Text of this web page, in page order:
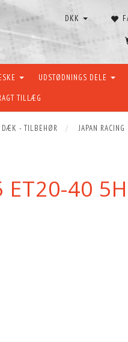
DKK
UDSTØDNINGS DELE
TILLÆG
- TILBEHØR JAPAN RACING
ET20-40 5H